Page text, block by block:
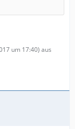
um 17:40) aus